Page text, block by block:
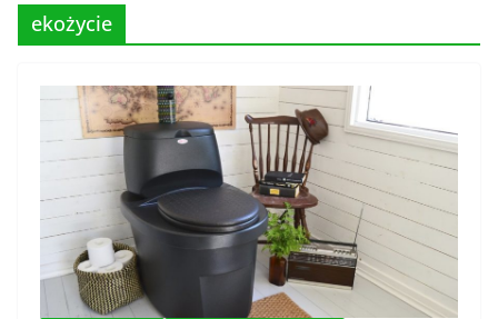
ekożycie